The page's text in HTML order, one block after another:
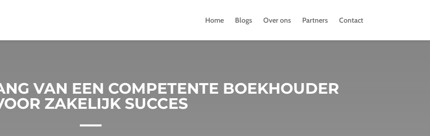
Home Blogs Over ons Partners Contact
VAN EEN COMPETENTE BOEKHOUDER
ZAKELIJK SUCCES